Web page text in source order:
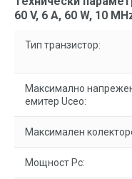
60 V, 6 A, 60 W, 10
Тип транзистор:
Максимално
емитер Uceo:
Максимален
Мощност Pc: